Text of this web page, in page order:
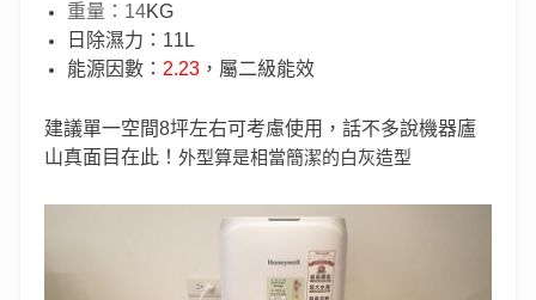
重量：14KG
日除濕力：11L
能源因數： 2.23，屬二級能效
建議單一空間8坪左右可考慮使用，話不多說機器廬
山真面目在此！ 外型算是相當簡潔的白灰造型